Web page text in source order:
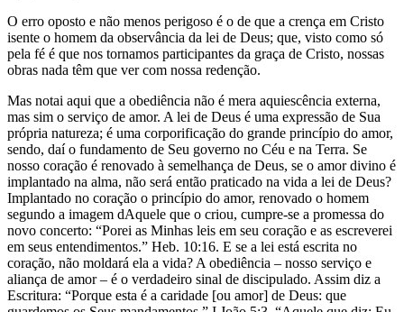
O erro oposto e não menos perigoso é o de que a crença em Cristo
isente o homem da observância da lei de Deus; que, visto como só
pela fé é que nos tornamos participantes da graça de Cristo, nossas
obras nada têm que ver com nossa redenção.
Mas notai aqui que a obediência não é mera aquiescência externa,
mas sim o serviço de amor. A lei de Deus é uma expressão de Sua
própria natureza; é uma corporificação do grande princípio do amor,
sendo, daí o fundamento de Seu governo no Céu e na Terra. Se
nosso coração é renovado à semelhança de Deus, se o amor divino é
implantado na alma, não será então praticado na vida a lei de Deus?
Implantado no coração o princípio do amor, renovado o homem
segundo a imagem dAquele que o criou, cumpre-se a promessa do
novo concerto: “Porei as Minhas leis em seu coração e as escreverei
em seus entendimentos.” Heb. 10:16. E se a lei está escrita no
coração, não moldará ela a vida? A obediência – nosso serviço e
aliança de amor – é o verdadeiro sinal de discipulado. Assim diz a
Escritura: “Porque esta é a caridade [ou amor] de Deus: que